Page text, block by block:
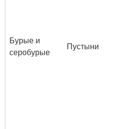
Бурые и
серобурые
Пустыни